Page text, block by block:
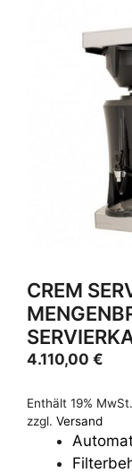
CREM
4.110,00 €
Enthält 19% MwSt.
zzgl. Versand